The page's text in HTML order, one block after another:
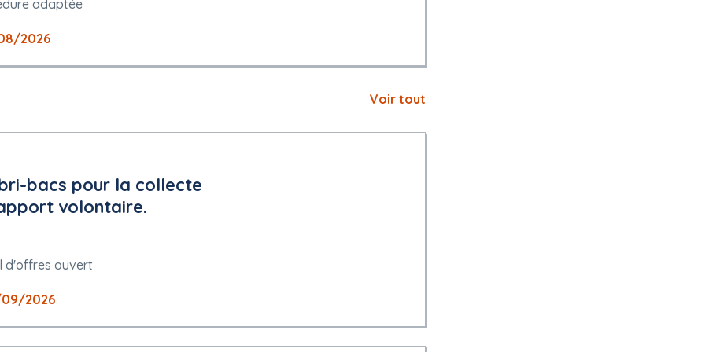
valeur exacte)
valeur exacte)
être présentées : français
adaptée
2026
Voir tout
bacs pour la collecte
volontaire.
d'offres ouvert
2026